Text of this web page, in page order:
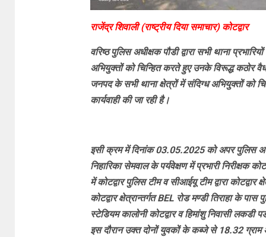
राजेंद्र शिवाली (राष्ट्रीय दिया समाचार) कोटद्वार
वरिष्ठ पुलिस अधीक्षक पौडी द्वारा सभी थाना
अभियुक्तों को चिन्हित करते हुए उनके विरूद्ध कठोर
जनपद के सभी थाना क्षेत्रों में संदिग्ध अभियुक्तों को
कार्यवाही की जा रही है।
इसी क्रम में दिनांक 03.05.2025 को अपर पुलिस
निहारिका सेमवाल के पर्यवेक्षण में प्रभारी निरीक्षक
में कोटद्वार पुलिस टीम व सीआईयू टीम द्वारा
कोटद्वार क्षेत्रान्तर्गत BEL रोड मण्डी तिराहा के
स्टेडियम कालोनी कोटद्वार व हिमांशु निवासी
इस दौरान उक्त दोनों युवकों के कब्जे से 18.32 ग्राम